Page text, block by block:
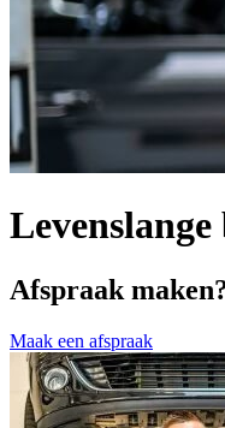
Afspraak
Maak een afspraak